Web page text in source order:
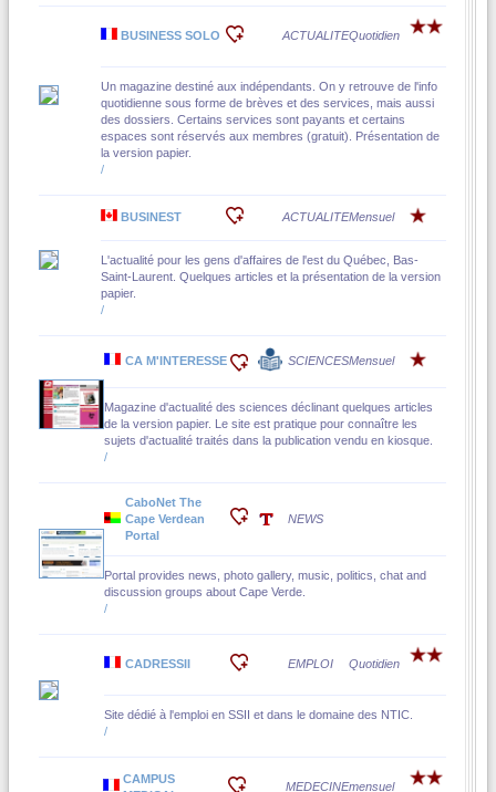
BUSINESS SOLO ACTUALITEQuotidien
Un magazine destiné aux indépendants. On y retrouve de l'info
quotidienne sous forme de brèves et des services, mais aussi
des dossiers. Certains services sont payants et certains
espaces sont réservés aux membres (gratuit). Présentation de
la version papier.
/
BUSINEST ACTUALITEMensuel
L'actualité pour les gens d'affaires de l'est du Québec, Bas-
Saint-Laurent. Quelques articles et la présentation de la version
papier.
/
CA M'INTERESSE SCIENCESMensuel
Magazine d'actualité des sciences déclinant quelques articles
de la version papier. Le site est pratique pour connaître les
sujets d'actualité traités dans la publication vendu en kiosque.
/
CaboNet The
Cape Verdean
Portal
NEWS
Portal provides news, photo gallery, music, politics, chat and
discussion groups about Cape Verde.
/
CADRESSII EMPLOI Quotidien
Site dédié à l'emploi en SSII et dans le domaine des NTIC.
/
CAMPUS
MEDECINEmensuel